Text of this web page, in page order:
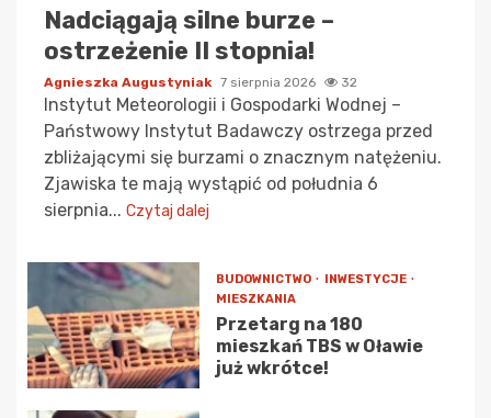
Nadciągają silne burze –
ostrzeżenie II stopnia!
Agnieszka Augustyniak 7 sierpnia 2026 32
Instytut Meteorologii i Gospodarki Wodnej –
Państwowy Instytut Badawczy ostrzega przed
zbliżającymi się burzami o znacznym natężeniu.
Zjawiska te mają wystąpić od południa 6
sierpnia... Czytaj dalej
BUDOWNICTWO
INWESTYCJE
MIESZKANIA
Przetarg na 180
mieszkań TBS w Oławie
już wkrótce!